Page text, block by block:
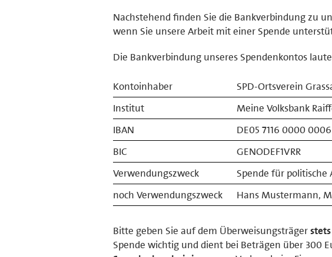
Nachstehend finden Sie die Bankverbindung zu
wenn Sie unsere Arbeit mit einer Spende
Die Bankverbindung unseres Spendenkontos
Kontoinhaber
SPD-Ortsverein
Institut
Meine Volksbank
IBAN
DE05 7116 0000
BIC
GENODEF1VRR
Verwendungszweck
Spende für politische
noch Verwendungszweck
Hans Mustermann,
Bitte geben Sie auf dem Überweisungsträgerstets
Spende wichtig und dient bei Beträgen über 300